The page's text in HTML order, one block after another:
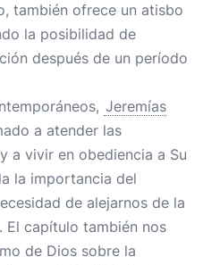
también ofrece un atisbo
la posibilidad de
después de un período
Jeremías
a atender las
a vivir en obediencia a Su
la importancia del
de alejarnos de la
El capítulo también nos
de Dios sobre la